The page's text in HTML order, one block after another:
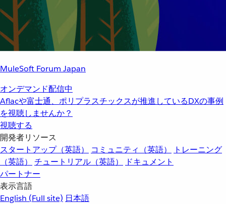
MuleSoft Forum Japan
オンデマンド配信中
Aflacや富士通、ポリプラスチックスが推進しているDXの事例
を視聴しませんか？
視聴する
開発者リソース
スタートアップ（英語）
コミュニティ（英語）
トレーニング
（英語）
チュートリアル（英語）
ドキュメント
パートナー
表示言語
English (Full site) 日本語